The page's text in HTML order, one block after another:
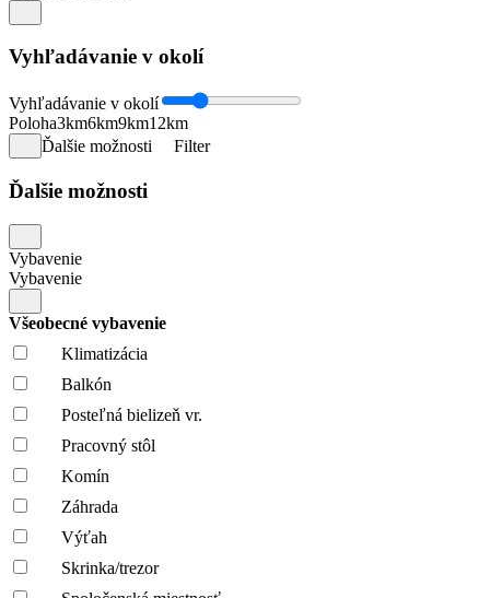
Vyhľadávanie v okolí
Vyhľadávanie v okolí
Poloha3km6km9km12km
Ďalšie možnosti
Filter
Ďalšie možnosti
Vybavenie
Vybavenie
Všeobecné vybavenie
Klimatizácia
Balkón
Posteľná bielizeň vr.
Pracovný stôl
Komín
Záhrada
Výťah
Skrinka/trezor